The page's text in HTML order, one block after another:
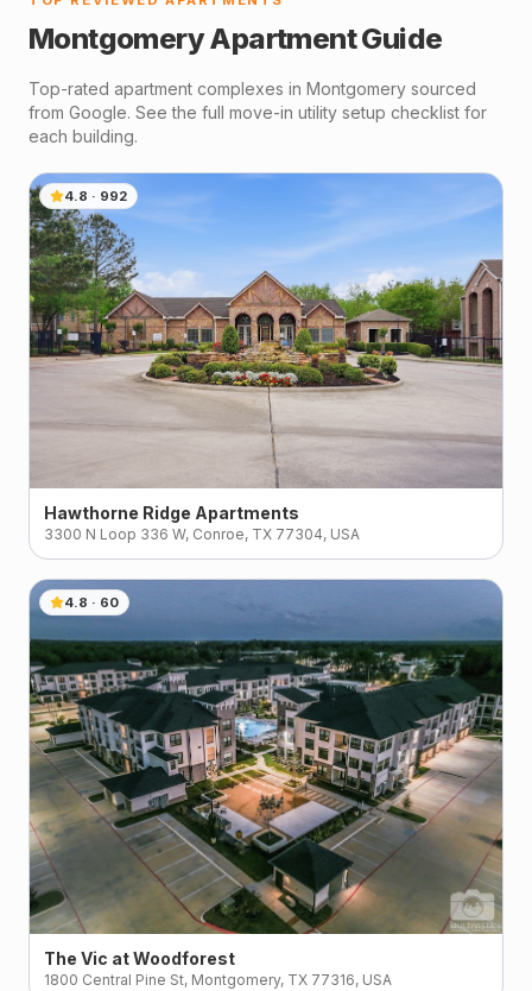
MontgomeryApartment Guide
Top-rated apartment complexes in Montgomery sourced
from Google. See the full move-in utility setup checklist for
each building.
4.8 · 992
Hawthorne Ridge Apartments
3300 N Loop 336 W, Conroe, TX 77304, USA
4.8 · 60
The Vic at Woodforest
1800 Central Pine St, Montgomery, TX 77316, USA